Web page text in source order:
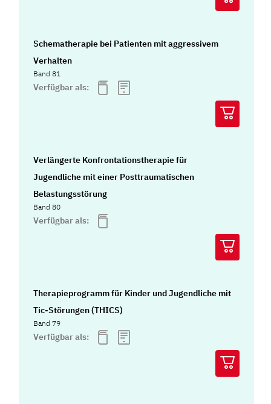
Schematherapie bei Patienten mit aggressivem
Verhalten
Band 81
Verfügbar als:
Verlängerte Konfrontationstherapie für
Jugendliche mit einer Posttraumatischen
Belastungsstörung
Band 80
Verfügbar als:
Therapieprogramm für Kinder und Jugendliche mit
Tic-Störungen (THICS)
Band 79
Verfügbar als: